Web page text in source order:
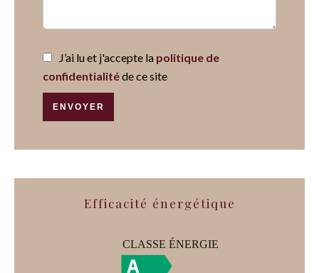
J’ai lu et j'accepte la politique de
confidentialitéde ce site
ENVOYER
Efficacité énergétique